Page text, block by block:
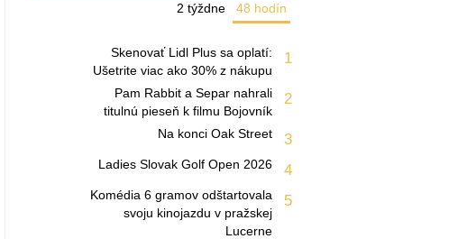
48 hodín
2 týždne
1
Skenovať Lidl Plus sa oplatí:
Ušetrite viac ako 30% z nákupu
2
Pam Rabbit a Separ nahrali
titulnú pieseň k filmu Bojovník
3
Na konci Oak Street
4
Ladies Slovak Golf Open 2026
5
Komédia 6 gramov odštartovala
svoju kinojazdu v pražskej
Lucerne